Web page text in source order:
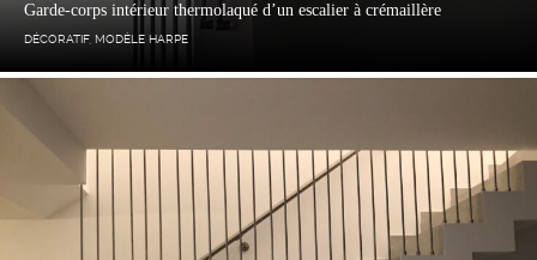
Garde-corps intérieur thermolaqué d’un escalier à crémaillère
DÉCORATIF, MODÈLE HARPE